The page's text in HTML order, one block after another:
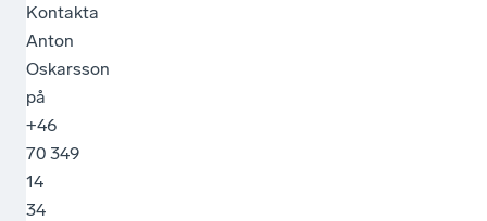
Kontakta
Anton
Oskarsson
på
+46
70 349
14
34